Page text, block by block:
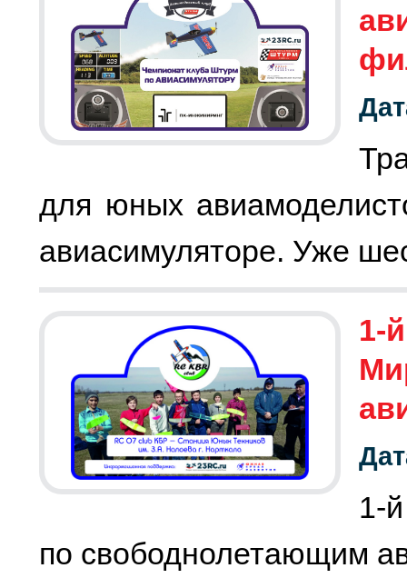
для юных
авиасимуляторе. Уже
1-
1-
по свободнолетающим